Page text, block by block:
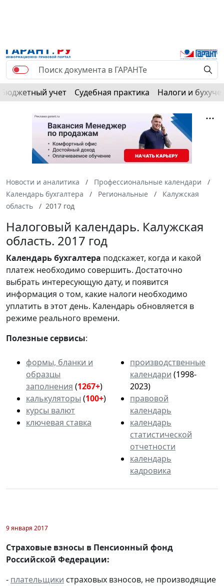
Бюджетный учет Судебная практика Налоги и
Новости и аналитика
Профессиональные календари
Календарь бухгалтера
Региональные
Калужская
область
2017 год
Налоговый календарь. Калужская
область. 2017 год
Календарьбухгалтера подскажет, когда и какой
платеж необходимо совершить. Достаточно
выбрать интересующую дату, и появится
информация о том, какие налоги необходимо
уплатить в этот день. Календарь обновляется в
режиме реального времени.
Полезные сервисы:
формы, бланки и
образцы
заполнения (1267+)
калькуляторы (100+)
курсы валют
ключевая ставка
производственные
календари (1998-
2023)
правовой
календарь
календарь
статистической
отчетности
календарь
кадровика
9 января 2017
Страховые взносы в Пенсионный фонд
Российской Федерации:
- плательщики страховых взносов, не производящие